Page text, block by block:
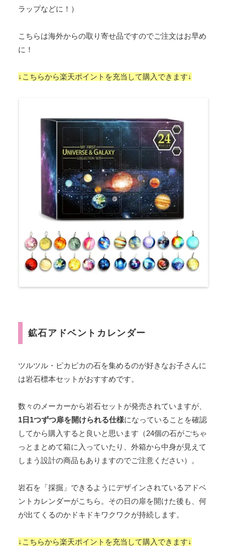
ラップなどに！）
こちらは海外からの取り寄せ品ですのでご注文はお早め
に！
↓こちらから楽天ポイントを充当して購入できます↓
鉱石アドベントカレンダー
ツルツル・ピカピカの石を集めるのが好きなお子さんに
は岩石標本セットがおすすめです。
数々のメーカーから岩石セットが発売されていますが、
1日1つずつ扉を開けられる仕様になっていることを確認
してから購入すると良いと思います（24個の石がごちゃ
っとまとめて箱に入っていたり、外箱から中身が見えて
しまう設計の商品もありますのでご注意ください）。
岩石を「採掘」できるようにデザインされているアドベ
ントカレンダーがこちら。その日の扉を開けた後も、何
が出てくるのかドキドキワクワクが持続します。
↓こちらから楽天ポイントを充当して購入できます↓